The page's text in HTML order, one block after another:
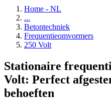
Home - NL
...
Betontechniek
Frequentieomvormers
250 Volt
Stationaire
Volt: Perfect
behoeften